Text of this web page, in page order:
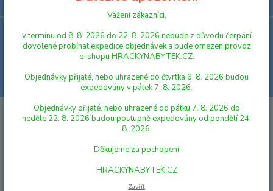
Menu
Hledat
PUZZLE 3D PUZZLE Puzzle 3D Ptáci 3v1
Puzzle 3D Ptáci 3v1
Vážení zákazníci,
v termínu od 8. 8. 2026 do 22. 8. 2026 nebude z důvodu čerpání
dovolené probíhat expedice objednávek a bude omezen provoz
e-shopu HRACKYNABYTEK.CZ.
Objednávky přijaté, nebo uhrazené do čtvrtka 6. 8. 2026 budou
expedovány v pátek 7. 8. 2026.
Objednávky přijaté, nebo uhrazené od pátku 7. 8. 2026 do
neděle 22. 8. 2026 budou postupně expedovány od pondělí 24.
8. 2026.
Děkujeme za pochopení
HRACKYNABYTEK.CZ
Zavřít